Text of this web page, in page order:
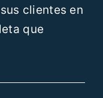
clientes en
que
y